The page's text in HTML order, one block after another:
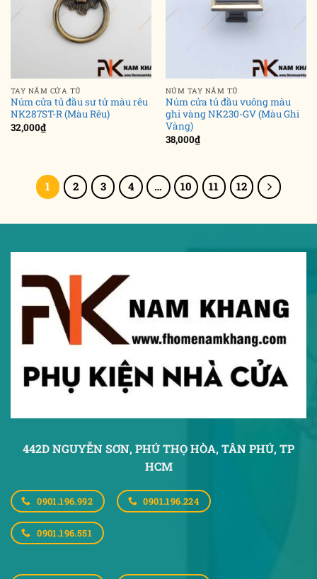
TAY NẮM CỬA TỦ
Núm cửa tủ đầu sư tử màu rêu
NK287ST-R (Màu Rêu)
32,000₫
NÚM TAY NẮM TỦ
Núm cửa tủ đầu vuông màu
ghi vàng NK230-GV (Màu Ghi
Vàng)
38,000₫
1 2 3 4 … 10 11 12
442D NGUYỄN SƠN, PHÚ THỌ HÒA,TÂN PHÚ, TP
HCM
0901.196.992 0901.196.224
0901.196.551